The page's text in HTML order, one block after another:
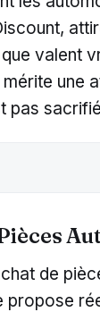
valent
une
pas
de
propose